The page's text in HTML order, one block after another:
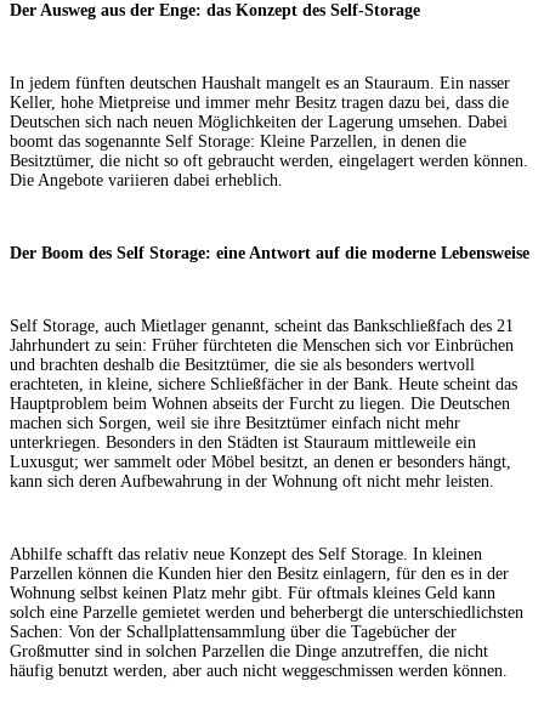
Der Ausweg aus der Enge: das Konzept des Self-Storage
In jedem fünften deutschen Haushalt mangelt es an Stauraum. Ein nasser
Keller, hohe Mietpreise und immer mehr Besitz tragen dazu bei, dass die
Deutschen sich nach neuen Möglichkeiten der Lagerung umsehen. Dabei
boomt das sogenannte Self Storage: Kleine Parzellen, in denen die
Besitztümer, die nicht so oft gebraucht werden, eingelagert werden können.
Die Angebote variieren dabei erheblich.
Der Boom des Self Storage: eine Antwort auf die moderne Lebensweise
Self Storage, auch Mietlager genannt, scheint das Bankschließfach des 21
Jahrhundert zu sein: Früher fürchteten die Menschen sich vor Einbrüchen
und brachten deshalb die Besitztümer, die sie als besonders wertvoll
erachteten, in kleine, sichere Schließfächer in der Bank. Heute scheint das
Hauptproblem beim Wohnen abseits der Furcht zu liegen. Die Deutschen
machen sich Sorgen, weil sie ihre Besitztümer einfach nicht mehr
unterkriegen. Besonders in den Städten ist Stauraum mittleweile ein
Luxusgut; wer sammelt oder Möbel besitzt, an denen er besonders hängt,
kann sich deren Aufbewahrung in der Wohnung oft nicht mehr leisten.
Abhilfe schafft das relativ neue Konzept des Self Storage. In kleinen
Parzellen können die Kunden hier den Besitz einlagern, für den es in der
Wohnung selbst keinen Platz mehr gibt. Für oftmals kleines Geld kann
solch eine Parzelle gemietet werden und beherbergt die unterschiedlichsten
Sachen: Von der Schallplattensammlung über die Tagebücher der
Großmutter sind in solchen Parzellen die Dinge anzutreffen, die nicht
häufig benutzt werden, aber auch nicht weggeschmissen werden können.